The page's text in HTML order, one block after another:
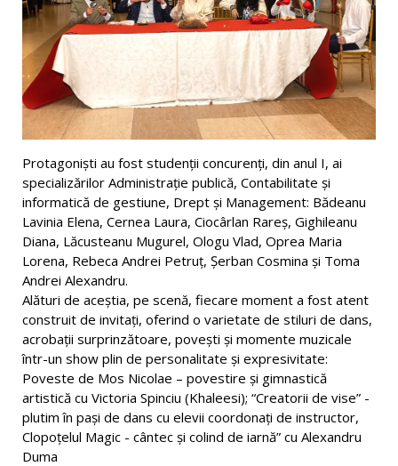
Protagoniști au fost studenții concurenți, din anul I, ai
specializărilor Administrație publică, Contabilitate și
informatică de gestiune, Drept și Management: Bădeanu
Lavinia Elena, Cernea Laura, Ciocârlan Rareș, Gighileanu
Diana, Lăcusteanu Mugurel, Ologu Vlad, Oprea Maria
Lorena, Rebeca Andrei Petruț, Șerban Cosmina și Toma
Andrei Alexandru.
Alături de aceștia, pe scenă, fiecare moment a fost atent
construit de invitați, oferind o varietate de stiluri de dans,
acrobații surprinzătoare, povești și momente muzicale
într-un show plin de personalitate și expresivitate:
Poveste de Mos Nicolae – povestire și gimnastică
artistică cu Victoria Spinciu (Khaleesi); “Creatorii de vise” -
plutim în pași de dans cu elevii coordonați de instructor,
Clopoțelul Magic - cântec și colind de iarnă” cu Alexandru
Duma